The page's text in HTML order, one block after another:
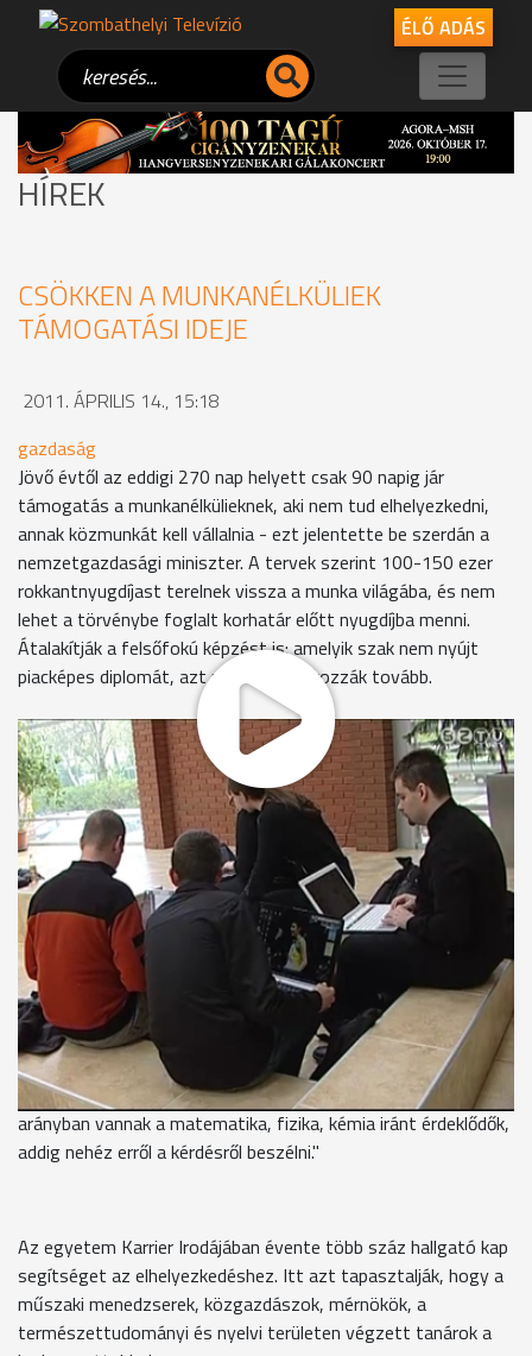
ÉLŐ ADÁS
HÍREK
CSÖKKEN A MUNKANÉLKÜLIEK
TÁMOGATÁSI IDEJE
2011. ÁPRILIS 14., 15:18
gazdaság
Jövő évtől az eddigi 270 nap helyett csak 90 napig jár
támogatás a munkanélkülieknek, aki nem tud elhelyezkedni,
annak közmunkát kell vállalnia - ezt jelentette be szerdán a
nemzetgazdasági miniszter. A tervek szerint 100-150 ezer
rokkantnyugdíjast terelnek vissza a munka világába, és nem
lehet a törvénybe foglalt korhatár előtt nyugdíjba menni.
Átalakítják a felsőfokú képzést is: amelyik szak nem nyújt
piacképes diplomát, azt nem finanszírozzák tovább.
Négyezren tanulnak jelenleg a Savaria Egyetemi Központban,
30 alapszakon és 22 mesterszakon folyik képzés.
Bölcsészet- és társadalomtudományok, művészetek,
sporttudomány az intézmény fő profilja. A rektorhelyettes
azt mondja, 40 éve túlképzés volt matematika és fizika
tanárból, mára elfogytak, és nem volna jó, ha a bölcsészek is
erre a sorsra jutnának. Egyetért azzal, hogy a
természettudományos- és műszaki képzést fejleszteni kell,
de csak a megfelelő arányok megtartásával.
Prof. dr. Gadányi Károly - elnök-rektorhelyettes, NymE-
SEK
"Ezt szeretnénk mi is, csak oda jelentkezés is kell, Míg a
magyar felsőoktatásba jelentkezők között nagyon kis
arányban vannak a matematika, fizika, kémia iránt érdeklődők,
addig nehéz erről a kérdésről beszélni."
Az egyetem Karrier Irodájában évente több száz hallgató kap
segítséget az elhelyezkedéshez. Itt azt tapasztalják, hogy a
műszaki menedzserek, közgazdászok, mérnökök, a
természettudományi és nyelvi területen végzett tanárok a